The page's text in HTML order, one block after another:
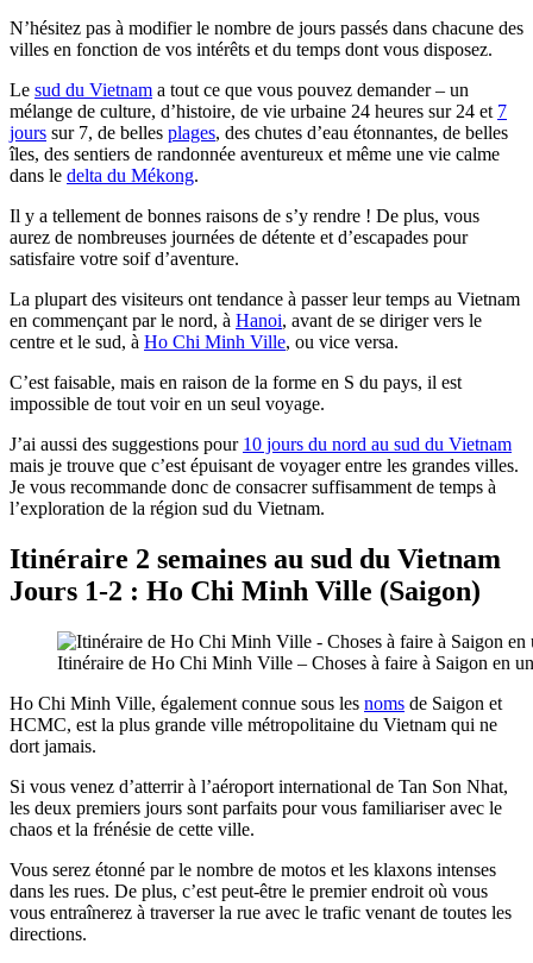
N’hésitez pas à modifier le nombre de jours passés dans chacune des
villes en fonction de vos intérêts et du temps dont vous disposez.
Le sud du Vietnam a tout ce que vous pouvez demander – un
mélange de culture, d’histoire, de vie urbaine 24 heures sur 24 et 7
jours sur 7, de belles plages, des chutes d’eau étonnantes, de belles
îles, des sentiers de randonnée aventureux et même une vie calme
dans le delta du Mékong.
Il y a tellement de bonnes raisons de s’y rendre ! De plus, vous
aurez de nombreuses journées de détente et d’escapades pour
satisfaire votre soif d’aventure.
La plupart des visiteurs ont tendance à passer leur temps au Vietnam
en commençant par le nord, à Hanoi, avant de se diriger vers le
centre et le sud, à Ho Chi Minh Ville, ou vice versa.
C’est faisable, mais en raison de la forme en S du pays, il est
impossible de tout voir en un seul voyage.
J’ai aussi des suggestions pour 10 jours du nord au sud du Vietnam
mais je trouve que c’est épuisant de voyager entre les grandes villes.
Je vous recommande donc de consacrer suffisamment de temps à
l’exploration de la région sud du Vietnam.
Itinéraire 2 semaines au sud du Vietnam
Jours 1-2 : Ho Chi Minh Ville (Saigon)
Itinéraire de Ho Chi Minh Ville – Choses à faire à Saigon en
Ho Chi Minh Ville, également connue sous les noms de Saigon et
HCMC, est la plus grande ville métropolitaine du Vietnam qui ne
dort jamais.
Si vous venez d’atterrir à l’aéroport international de Tan Son Nhat,
les deux premiers jours sont parfaits pour vous familiariser avec le
chaos et la frénésie de cette ville.
Vous serez étonné par le nombre de motos et les klaxons intenses
dans les rues. De plus, c’est peut-être le premier endroit où vous
vous entraînerez à traverser la rue avec le trafic venant de toutes les
directions.